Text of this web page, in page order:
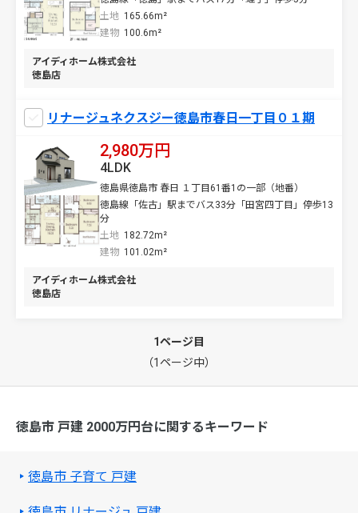
土地 165.66m²
建物 100.6m²
アイディホーム株式会社
徳島店
リナージュネクスジー徳島市春日一丁目０１期
2,980万円
徳島県徳島市 春日 １丁目61番1の一部（地番）
徳島線「佐古」駅までバス33分「田宮四丁目」停歩13
分
土地 182.72m²
4LDK
建物 101.02m²
アイディホーム株式会社
徳島店
1ページ目
（1ページ中）
徳島市 戸建 2000万円台に関するキーワード
徳島市 子育て 戸建